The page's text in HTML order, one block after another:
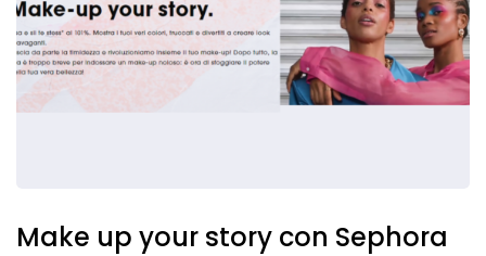
Make up your story con Sephora